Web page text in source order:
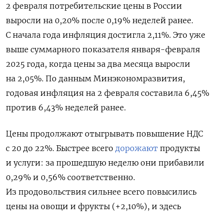
2 февраля потребительские цены в России
выросли на 0,20% после ⁠0,19% ​неделей ранее.
С начала ⁠года инфляция достигла 2,11%. Это уже
выше суммарного показателя января-февраля
‍2025 года, когда цены за ‌два месяца выросли
на 2,05%. По ​данным Минэкономразвития,
годовая инфляция на 2 февраля составила 6,⁠45%
против 6,‍43% неделей ранее.
Цены продолжают отыгрывать повышение НДС
с 20 до 22%. Быстрее всего дорожают продукты
и услуги: за прошедшую неделю они прибавили
0,29% и 0,56% соответственно.
Из продовольствия сильнее всего повысились
цены на овощи и фрукты (+2,10%), и здесь